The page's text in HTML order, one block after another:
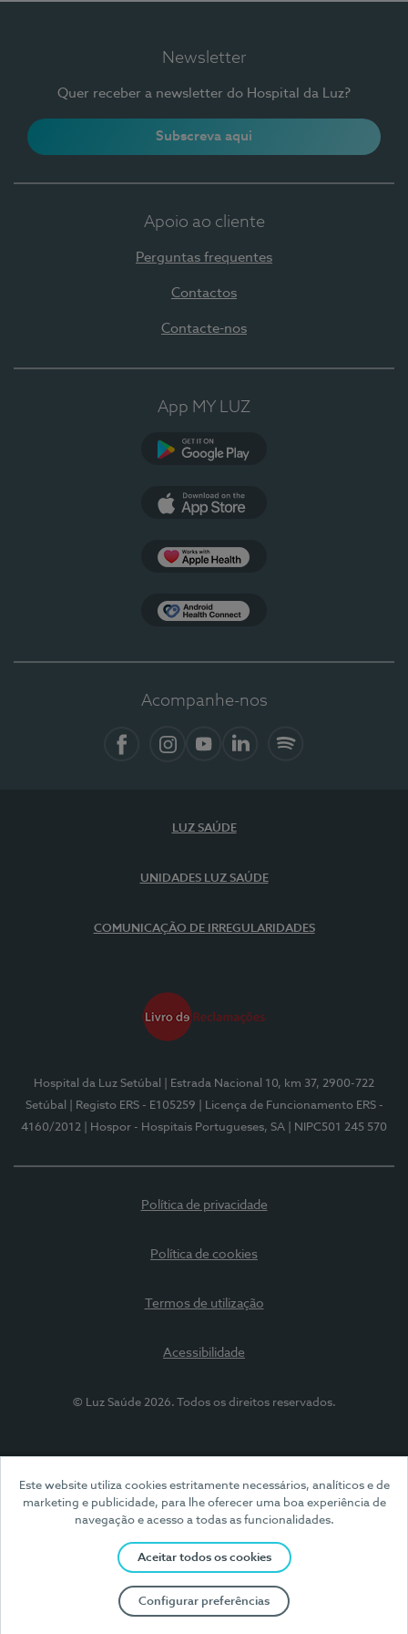
Este website utiliza cookies estritamente necessários, analíticos e de
marketing e publicidade, para lhe oferecer uma boa experiência de
navegação e acesso a todas as funcionalidades.
Aceitar todos os cookies
Configurar preferências
Newsletter
Quer receber a newsletter do Hospital da Luz?
Subscreva aqui
Apoio ao cliente
Perguntas frequentes
Contactos
Contacte-nos
App MY LUZ
Acompanhe-nos
LUZ SAÚDE
UNIDADES LUZ SAÚDE
COMUNICAÇÃO DE IRREGULARIDADES
Hospital da Luz Setúbal
| Estrada Nacional 10, km 37, 2900-722
Setúbal
| Registo ERS - E105259
| Licença de Funcionamento ERS -
4160/2012
| Hospor - Hospitais Portugueses, SA | NIPC501 245 570
Política de privacidade
Política de cookies
Termos de utilização
Acessibilidade
© Luz Saúde 2026. Todos os direitos reservados.